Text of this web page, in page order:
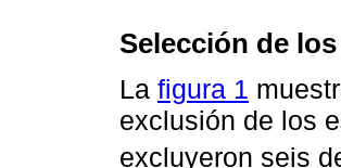
Selección de
La figura 1
exclusión de los
excluyeron seis